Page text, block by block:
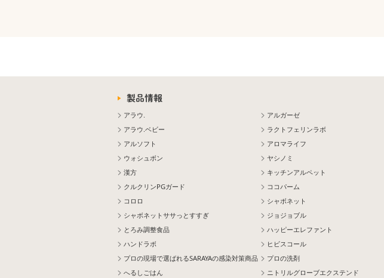
製品情報
アラウ.
アルガーゼ
アラウ.ベビー
ラクトフェリンラボ
アルソフト
アロマライフ
ウォシュボン
ヤシノミ
漢方
キッチンアルペット
クルクリンPGガード
ココパーム
コロロ
シャボネット
シャボネットササっとすすぎ
ジョジョブル
とろみ調整食品
ハッピーエレファント
ハンドラボ
ヒビスコール
プロの現場で選ばれるSARAYAの感染対策商品
プロの洗剤
へるしごはん
ニトリルグローブエクステンド